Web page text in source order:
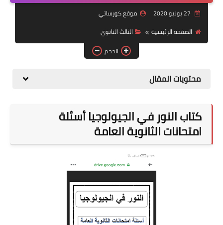
موضوعات
تربويات
تكنولوجيا
صحة
موقع كورساتي
الصفحة الرئيسية
الثالث الثانوي
الحجم
محتويات المقال
كتاب النور في الجيولوجيا أسئلة
امتحانات الثانوية العامة